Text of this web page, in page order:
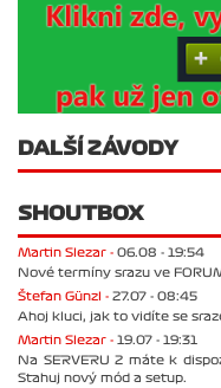
DALŠÍ ZÁVODY
SHOUTBOX
Martin Slezar - 06.08 - 19:54
Nové termíny srazu ve
Štefan Günzl - 27.07 - 08:45
Ahoj kluci, jak to vidíte se
Martin Slezar - 19.07 - 19:31
Na SERVERU 2 máte k
Stahuj nový mód a setup.